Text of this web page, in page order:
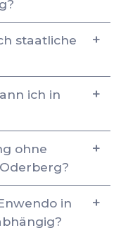
staatliche
ich in
ohne
in